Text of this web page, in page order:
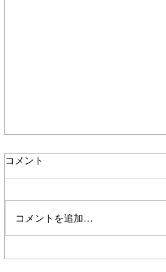
甘く浮く
コメント
コメントを追加…